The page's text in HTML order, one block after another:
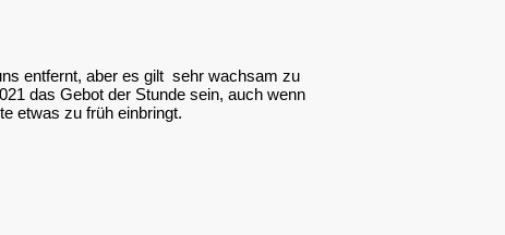
entfernt, aber es gilt sehr wachsam zu
das Gebot der Stunde sein, auch wenn
etwas zu früh einbringt.